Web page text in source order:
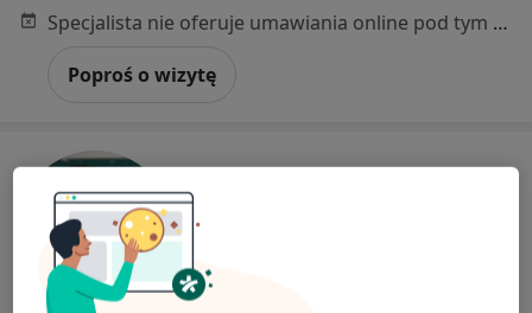
Specjalista nie oferuje umawiania online pod tym adresem.
Poproś o wizytę